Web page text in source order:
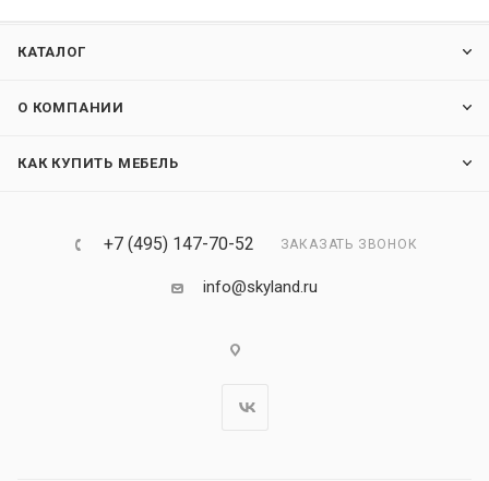
КАТАЛОГ
О КОМПАНИИ
КАК КУПИТЬ МЕБЕЛЬ
+7 (495) 147-70-52 ЗАКАЗАТЬ ЗВОНОК
info@skyland.ru